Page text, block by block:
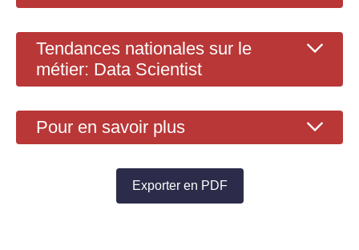
Tendances nationales sur le
métier: Data Scientist
Pour en savoir plus
Exporter en PDF